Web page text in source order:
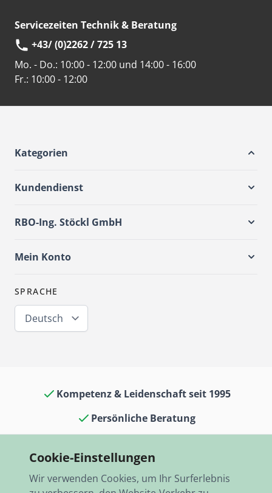
Servicezeiten Technik & Beratung
+43/ (0)2262 / 725 13
Mo. - Do.: 10:00 - 12:00 und 14:00 - 16:00
Fr.: 10:00 - 12:00
Kategorien
Kundendienst
RBO-Ing. Stöckl GmbH
Mein Konto
SPRACHE
Deutsch
Kompetenz & Leidenschaft seit 1995
Persönliche Beratung
13.000 Artikel auf Lager
Cookie-Einstellungen
Wir verwenden Cookies, um Ihr Surferlebnis